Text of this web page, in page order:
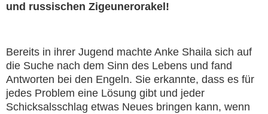
und russischen Zigeunerorakel!
Bereits in ihrer Jugend machte Anke Shaila sich auf
die Suche nach dem Sinn des Lebens und fand
Antworten bei den Engeln. Sie erkannte, dass es für
jedes Problem eine Lösung gibt und jeder
Schicksalsschlag etwas Neues bringen kann, wenn